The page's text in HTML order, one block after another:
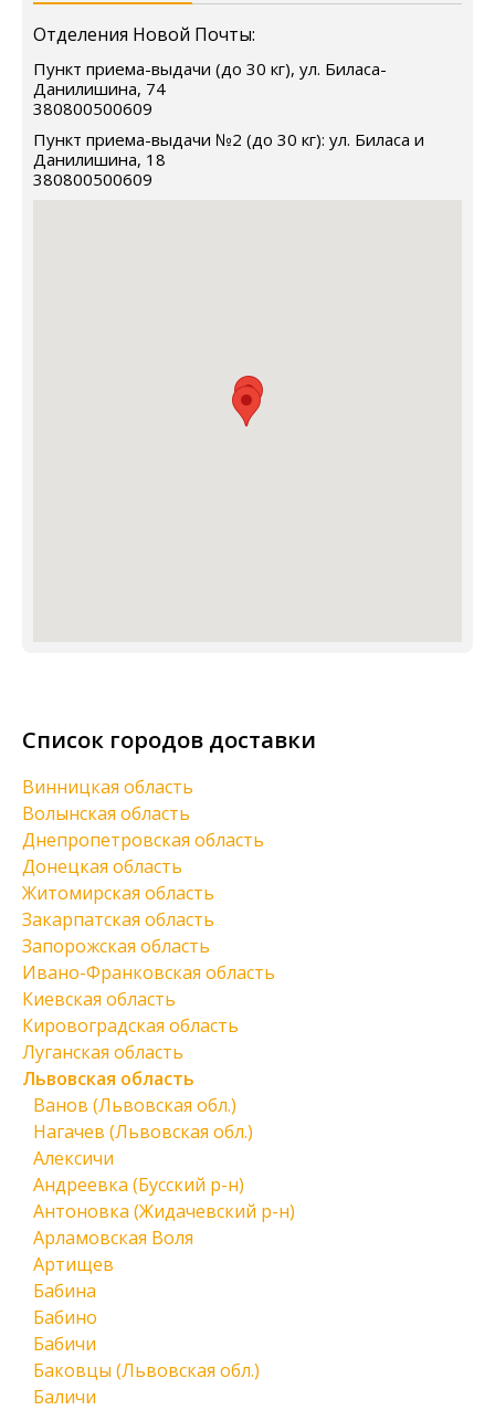
Отделения Новой Почты:
Пункт приема-выдачи (до 30 кг), ул. Биласа-
Данилишина, 74
380800500609
Пункт приема-выдачи №2 (до 30 кг): ул. Биласа и
Данилишина, 18
380800500609
Список городов доставки
Винницкая область
Волынская область
Днепропетровская область
Донецкая область
Житомирская область
Закарпатская область
Запорожская область
Ивано-Франковская область
Киевская область
Кировоградская область
Луганская область
Львовская область
Ванов (Львовская обл.)
Нагачев (Львовская обл.)
Алексичи
Андреевка (Бусский р-н)
Антоновка (Жидачевский р-н)
Арламовская Воля
Артищев
Бабина
Бабино
Бабичи
Баковцы (Львовская обл.)
Баличи